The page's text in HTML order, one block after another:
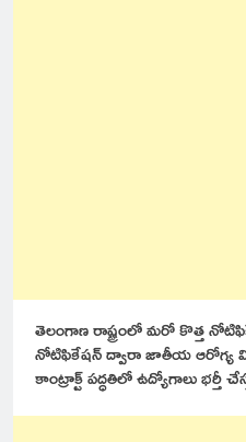
తెలంగాణ రాష్ట్రంలో మరో కొత్త
నోటిఫికేషన్ ద్వారా జాతీయ ఆరోగ్య
కాంట్రాక్ట్ పద్ధతిలో ఉద్యోగాలు భర్తీ